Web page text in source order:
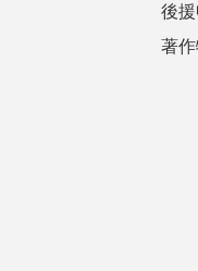
後
著